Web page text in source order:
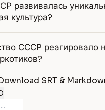
развивалась
культура?
СССР реагировало
SRT &